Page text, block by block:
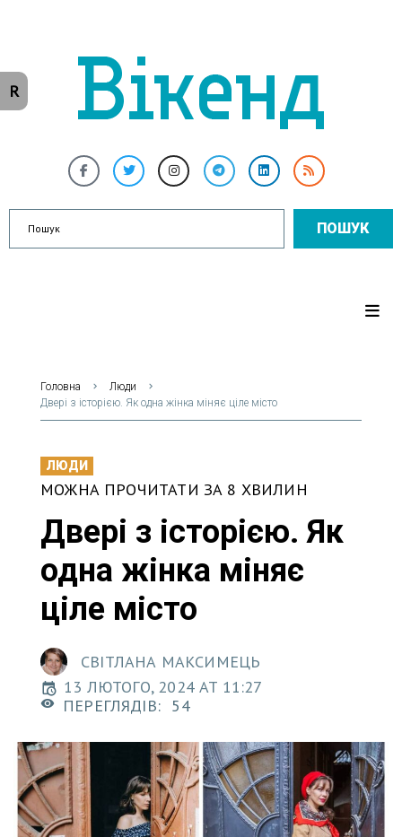
ПОШУК
Головна
Люди
Двері з історією. Як одна жінка міняє ціле місто
ЛЮДИ
МОЖНА ПРОЧИТАТИ ЗА 8 ХВИЛИН
Двері з історією. Як
одна жінка міняє
ціле місто
СВІТЛАНА МАКСИМЕЦЬ
13 ЛЮТОГО, 2024 AT 11:27
ПЕРЕГЛЯДІВ: 54
R